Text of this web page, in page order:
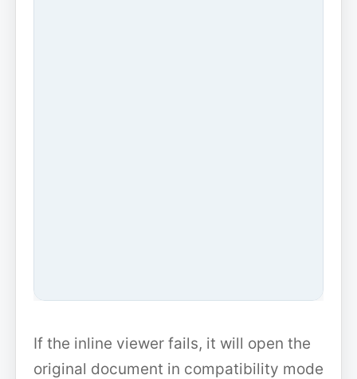
If the inline viewer fails, it will open the
original document in compatibility mode